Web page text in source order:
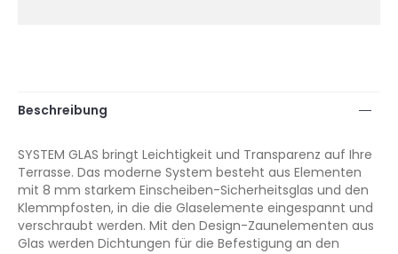
Beschreibung
SYSTEM GLAS bringt Leichtigkeit und Transparenz auf Ihre
Terrasse. Das moderne System besteht aus Elementen
mit 8 mm starkem Einscheiben-Sicherheitsglas und den
Klemmpfosten, in die die Glaselemente eingespannt und
verschraubt werden. Mit den Design-Zaunelementen aus
Glas werden Dichtungen für die Befestigung an den